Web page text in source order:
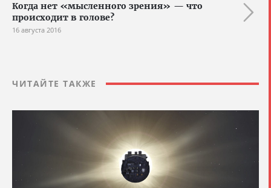
Когда нет «мысленного зрения» — что
происходит в голове?
16 августа 2016
ЧИТАЙТЕ ТАКЖЕ